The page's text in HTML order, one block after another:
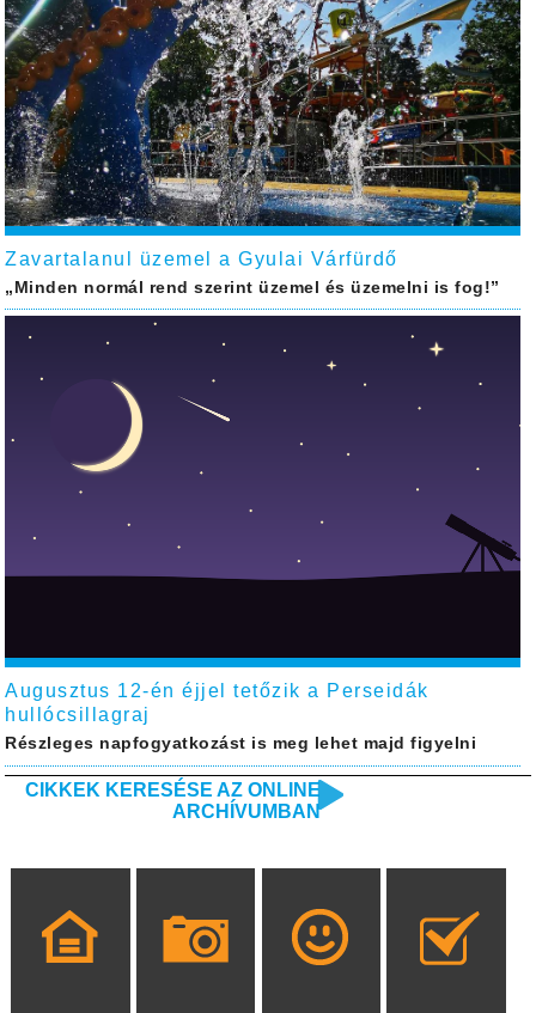
Zavartalanul üzemel a Gyulai Várfürdő
„Minden normál rend szerint üzemel és üzemelni is fog!”
Augusztus 12-én éjjel tetőzik a Perseidák
hullócsillagraj
Részleges napfogyatkozást is meg lehet majd figyelni
CIKKEK KERESÉSE AZ ONLINE
ARCHÍVUMBAN